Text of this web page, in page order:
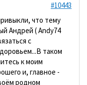
#10443
что тему
Андрей ( Andy74
с
таком
к моим
и, главное -
родном